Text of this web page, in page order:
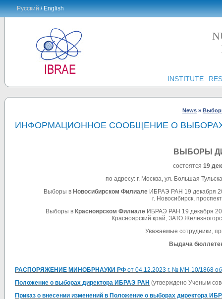
Русский/ English
INSTITUTE
News »
ИНФОРМАЦИОННОЕ СООБЩЕНИЕ О ВЫБОРАХ
ВЫБОРЫ
состоятся 19
по адресу: г. Москва, ул. Большая
Выборы в Новосибирском ФилиалеИБРАЭ РАН 19 декабря
г. Новосибирск,
Выборы в Красноярском Филиале ИБРАЭ РАН 19 декабря
Красноярский край, ЗАТО
Уважаемые сотрудники,
Выдача
РАСПОРЯЖЕНИЕ МИНОБРНАУКИ РФ от 04.12.2023 г. № МН-10/1868
Положение о выборах директора ИБРАЭ РАН (утверждено Ученым
Приказ о внесении изменений в Положение о выборах директора